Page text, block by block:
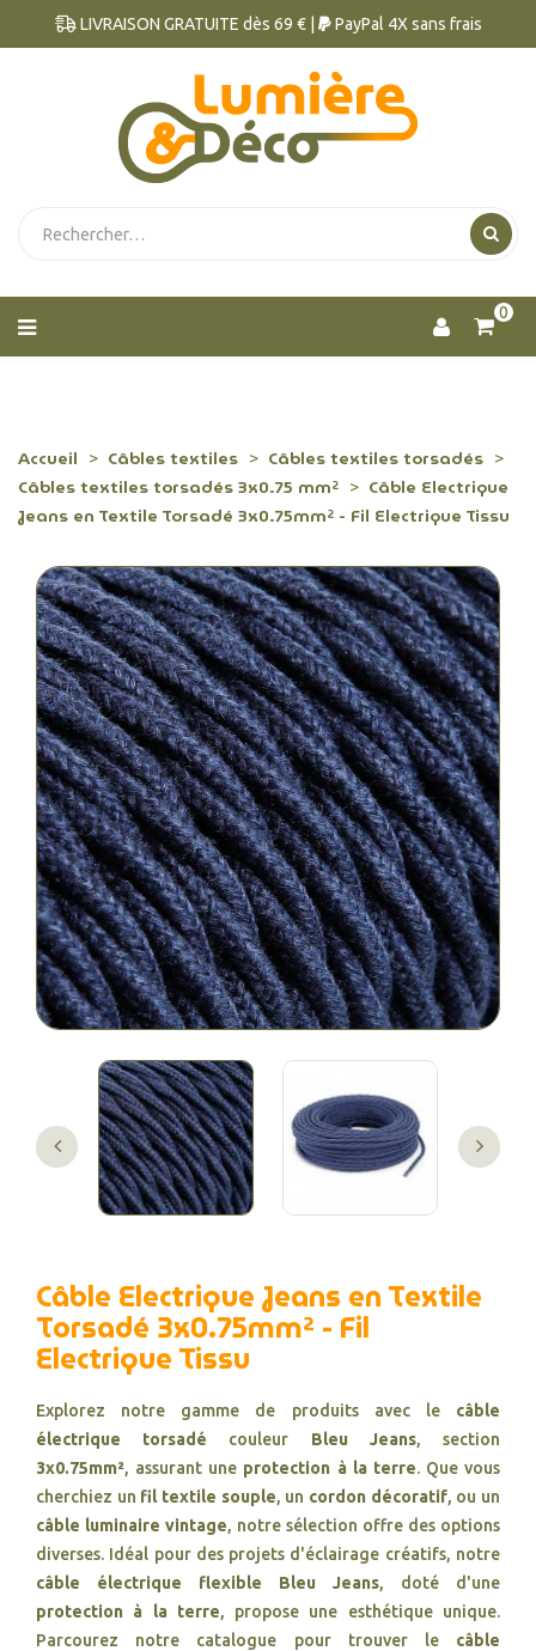
LIVRAISON GRATUITE dès 69 € | PayPal 4X sans frais
0
Accueil Câbles textiles
Câbles textiles torsadés
Câbles textiles torsadés 3x0.75 mm²
Câble Electrique
Jeans en Textile Torsadé 3x0.75mm² - Fil Electrique Tissu
Câble Electrique Jeans en Textile
Torsadé 3x0.75mm² - Fil
Electrique Tissu
Explorez notre gamme de produits avec le câble
électrique torsadé couleur Bleu Jeans, section
3x0.75mm², assurant une protection à la terre. Que vous
cherchiez un fil textile souple, un cordon décoratif, ou un
câble luminaire vintage, notre sélection offre des options
diverses. Idéal pour des projets d'éclairage créatifs, notre
câble électrique flexible Bleu Jeans, doté d'une
protection à la terre, propose une esthétique unique.
Parcourez notre catalogue pour trouver le câble